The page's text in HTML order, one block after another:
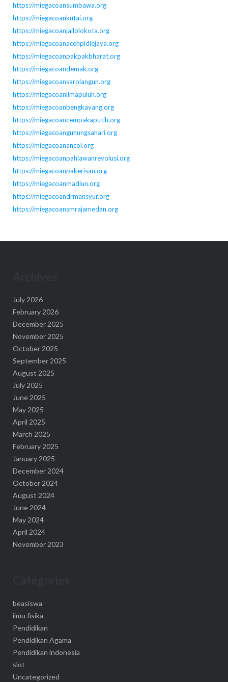
https://miegacoansumbawa.org
https://miegacoankutai.org
https://miegacoanjailolokota.org
https://miegacoanacehpidiejaya.org
https://miegacoanpakpakbharat.org
https://miegacoandemak.org
https://miegacoansarolangun.org
https://miegacoanlimapuluh.org
https://miegacoanbengkayang.org
https://miegacoancempakaputih.org
https://miegacoangunungsahari.org
https://miegacoanancol.org
https://miegacoanpahlawanrevolusi.org
https://miegacoanpakerisan.org
https://miegacoanmadiun.org
https://miegacoandrmansyur.org
https://miegacoansmrajamedan.org
July 2026
February 2026
December 2025
November 2025
October 2025
September 2025
August 2025
July 2025
June 2025
May 2025
April 2025
March 2025
February 2025
January 2025
December 2024
October 2024
August 2024
June 2024
May 2024
April 2024
November 2023
beasiswa
ilmu fisika
Pendidikan
Pendidikan Agama
Pendidikan indonesia
slot
Uncategorized